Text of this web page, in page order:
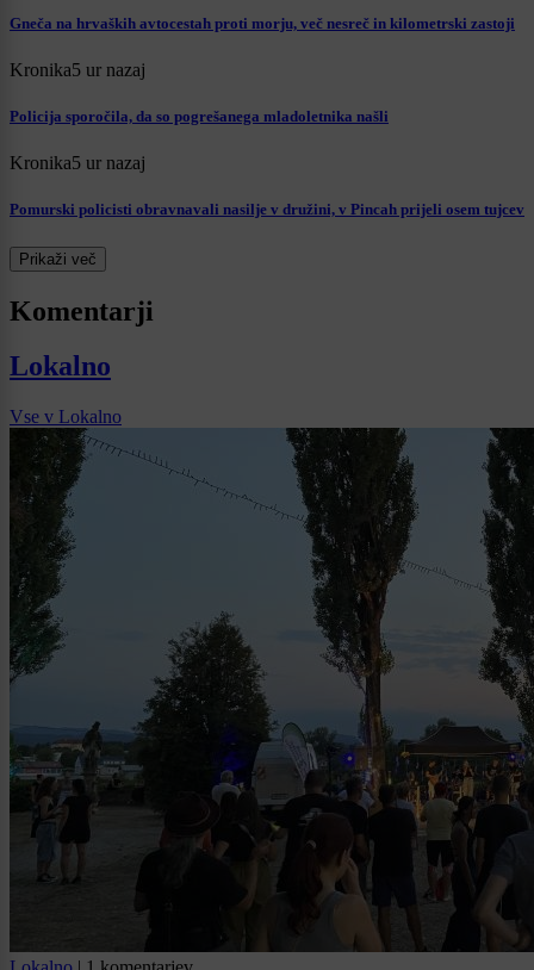
Gneča na hrvaških avtocestah proti morju, več nesreč in kilometrski zastoji
Kronika5 ur nazaj
Policija sporočila, da so pogrešanega mladoletnika našli
Kronika5 ur nazaj
Pomurski policisti obravnavali nasilje v družini, v Pincah prijeli osem tujcev
Prikaži več
Komentarji
Lokalno
Vse v Lokalno